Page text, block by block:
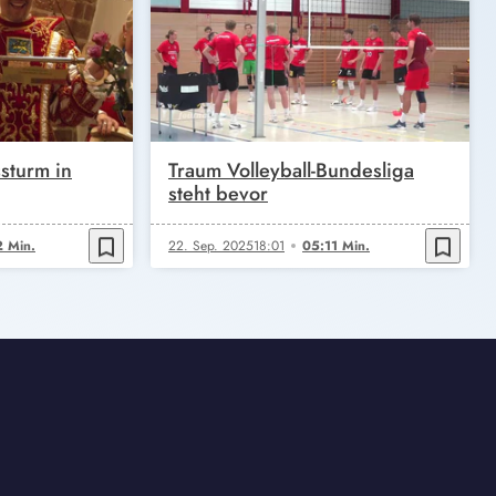
in
Min. bookmark_border
Traum Volleyball-Bundesliga
steht bevor
22. Sep. 202518:01 05:11 Min. bookmark_border